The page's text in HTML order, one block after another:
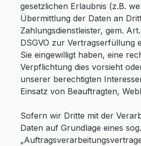
gesetzlichen Erlaubnis (z.B.
Übermittlung der Daten an
Zahlungsdienstleister, gem.
DSGVO zur Vertragserfüllung
Sie eingewilligt haben, eine
Verpflichtung dies vorsieht
unserer berechtigten
Einsatz von Beauftragten,
Sofern wir Dritte mit der
Daten auf Grundlage eines sog.